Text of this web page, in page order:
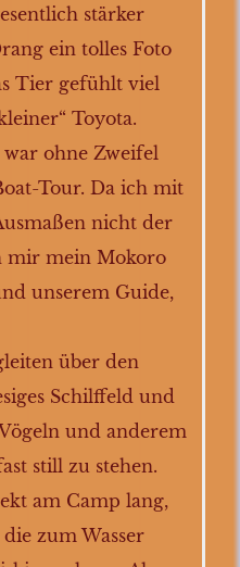
stärker
ein tolles Foto
Tier gefühlt viel
Toyota.
ohne Zweifel
Tour. Da ich mit
nicht der
mir mein Mokoro
unserem Guide,
über den
Schilffeld und
und anderem
still zu stehen.
am Camp lang,
zum Wasser